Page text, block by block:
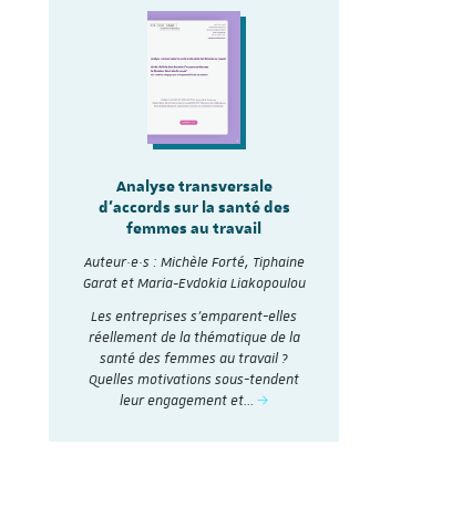
Analyse transversale
d'accords sur la santé des
femmes au travail
Auteur·e·s : Michèle Forté, Tiphaine
Garat et Maria-Evdokia Liakopoulou
Les entreprises s’emparent-elles
réellement de la thématique de la
santé des femmes au travail ?
Quelles motivations sous-tendent
leur engagement et…